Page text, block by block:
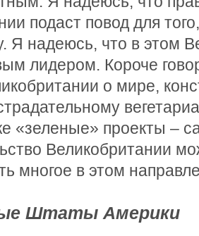
подаст повод для
Я надеюсь, что в этом
лидером. Короче
о мире,
«зеленые» проекты –
Великобритании
многое в этом
Штаты Америки